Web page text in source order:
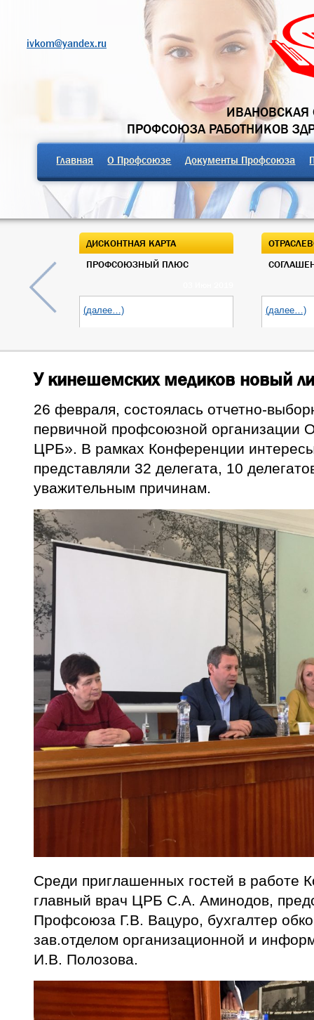
ivkom@yandex.ru
ИВАНОВСКАЯ
ПРОФСОЮЗА РАБОТНИКОВ
Главная О Профсоюзе Документы Профсоюза
ДИСКОНТНАЯ КАРТА
ПРОФСОЮЗНЫЙ ПЛЮС
(далее…) (далее…)
У кинешемских медиков новый
26 февраля, состоялась отчетно-
первичной профсоюзной организации
ЦРБ». В рамках Конференции
представляли 32 делегата, 10
уважительным причинам.
Среди приглашенных гостей в работе
главный врач ЦРБ С.А. Аминодов,
Профсоюза Г.В. Вацуро, бухгалтер
зав.отделом организационной и
И.В. Полозова.